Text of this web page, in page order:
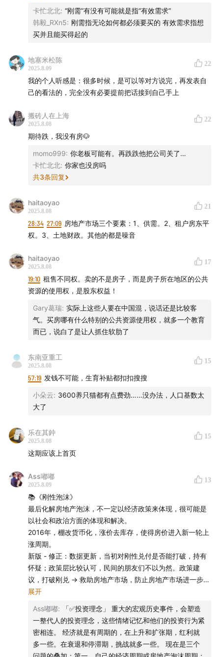
的经济图景，更新了许多对当下的关键判断，比如“反内
卷”与供给侧改革的关系，政府在金融领域的隐性担保，以
及，朱宁教授坚持认为房地产调整远未到位，甚至预言价
在这期节目中，朱宁教授坦诚地分享他的研究框架和最新
的思考。关于房地产，当前的调整进行到了哪一步？未来
的路径会怎样？我们常说的“刚需”真的是刚需吗？关于通
缩与反内卷，为什么说对于通缩的预期可能比通缩本身更
可怕？如何打破这种负向循环？最后，关于代际差异与当
下的人生选择：面对与父母辈截然不同的经济周期，年轻
一代的机会在哪里？
无论你是密切关注宏观经济的趋势动向，正在为个人投资
局，这期与朱宁教授的深度对话，都将为你提供系统性的
思考维度和穿透现象看本质的视角。接下来就让我们进入
这期节目。
本期对话
朱宁｜上海交通大学、上海高级金融学院金融学副院长
杨天楠｜「听懂涨声」主理人
时间轴：
时隔8年再版的《刚性泡沫（增订版）》，在观点上
有哪些更新？
08:45 为什么之前喊了这么多年的打破刚兑、戳破泡沫，
大家一直不相信？
12:41 房地产是泡沫之王，因为这是最复杂的资产
所谓的“刚需”，其实是一个伪概念
对租户权利的保障，是调控房地产市场的一个重要
当房子卖不动之后，土地财政就会陷入恶性循环
房子还会不会再往下跌？跌到什么程度才可以入
形成泡沫最重要的原因就两个字——预期
在国内消费，似乎变得越来越物超所值
卡忙北北: “刚需”有没有可能就是指“有效需求”
韩毅_RXn5: 刚需指无论如何都必须要买的 有效需求指想
买并且能买得起的
地塞米松陈
2025.8.09
22
我的个人听感是：很多时候，是可以等对方说完，再发表自
己的看法的，完全没有必要提前把话接到自己手上
搬砖人在上海
2025.8.08
22
期待跌，我没有房🐶
momo999: 你老板可能有。再跌跌他把公司关了…
卡忙北北: 你家也没房吗
共3条回复
haitaoyao
2025.8.08
21
28:34 27:09 房地产市场三个要素：1、供需。2、租户房东平
权。3、土地财政。其他的都是噪音
haitaoyao
2025.8.08
17
19:10 租售不同权。卖的不是房子，而是房子所在地区的公共
资源的使用权，是股东权益！
Gary葛瑞: 实际上这些人要在中国混，说话还是比较客
气。买房哪有什么特别的公共资源使用权，就多一个教育
而已，说白了是让人抓住软肋了
东南亚重工
2025.8.08
15
57:19 发钱不可能，生育补贴都扣扣搜搜
小朵云: 3600养只猫都有点费劲……没办法，人口基数太
大了
乐在其鈡
2025.8.08
15
这期应该上首页
Ass嘟嘟
2025.8.09
13
📚《刚性泡沫》
最后化解房地产泡沫，不一定以经济政策来体现，很可能是
以社会和政治方面的体现和解决。
2016年，棚改货币化，涨价去库存，使得房价进入新一轮上
涨周期。
新版 - 修正：数据更新，当初对刚性兑付是否能打破，持有
怀疑；政策层比较认可，民间的朋友们不以为然。政策建
议，打破刚兑 → 救助房地产市场，防止房地产市场进一步下
滑。
在做决定的时候，参照系（赚钱 or 亏钱）特别重要。
「🏠房地产」
泡沫之王：是最复杂的资产。不是一个简单的投资品、消费
展开
Ass嘟嘟:
「✅投资理念」 重大的宏观历史事件，会塑造
一整代人的投资理念，这些情绪记忆和他们的投资行为紧
密相连。 经济就是有周期的，在上升和扩张期，红利就
多一些。在衰退和停滞期，挑战就多一些。 现在是三个